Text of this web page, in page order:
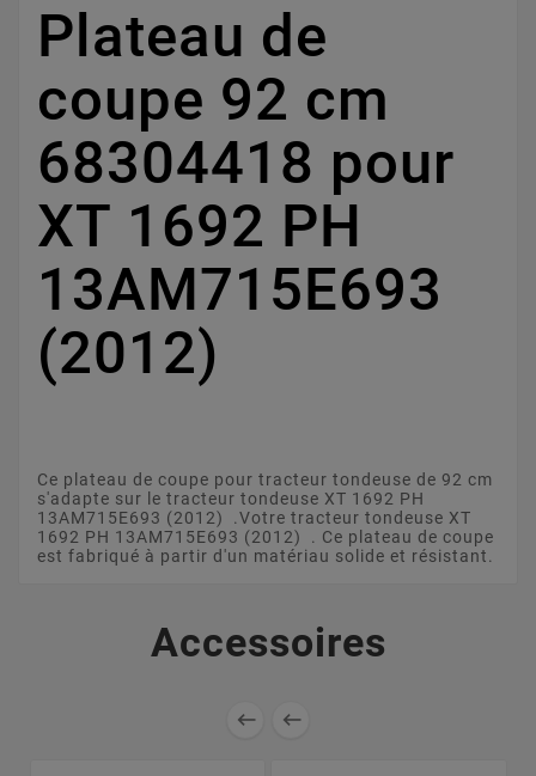
Plateau de
coupe 92 cm
68304418 pour
XT 1692 PH
13AM715E693
(2012)
Ce plateau de coupe pour tracteur tondeuse de 92 cm
s'adapte sur le tracteur tondeuse XT 1692 PH
13AM715E693 (2012) .Votre tracteur tondeuse XT
1692 PH 13AM715E693 (2012) . Ce plateau de coupe
est fabriqué à partir d'un matériau solide et résistant.
Accessoires
 